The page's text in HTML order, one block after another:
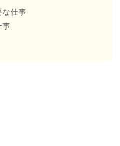
な仕事
事